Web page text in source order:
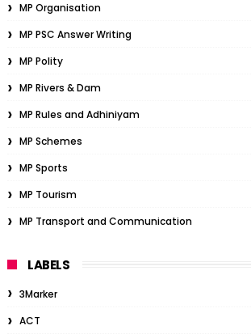
MP Organisation
MP PSC Answer Writing
MP Polity
MP Rivers & Dam
MP Rules and Adhiniyam
MP Schemes
MP Sports
MP Tourism
MP Transport and Communication
LABELS
3Marker
ACT